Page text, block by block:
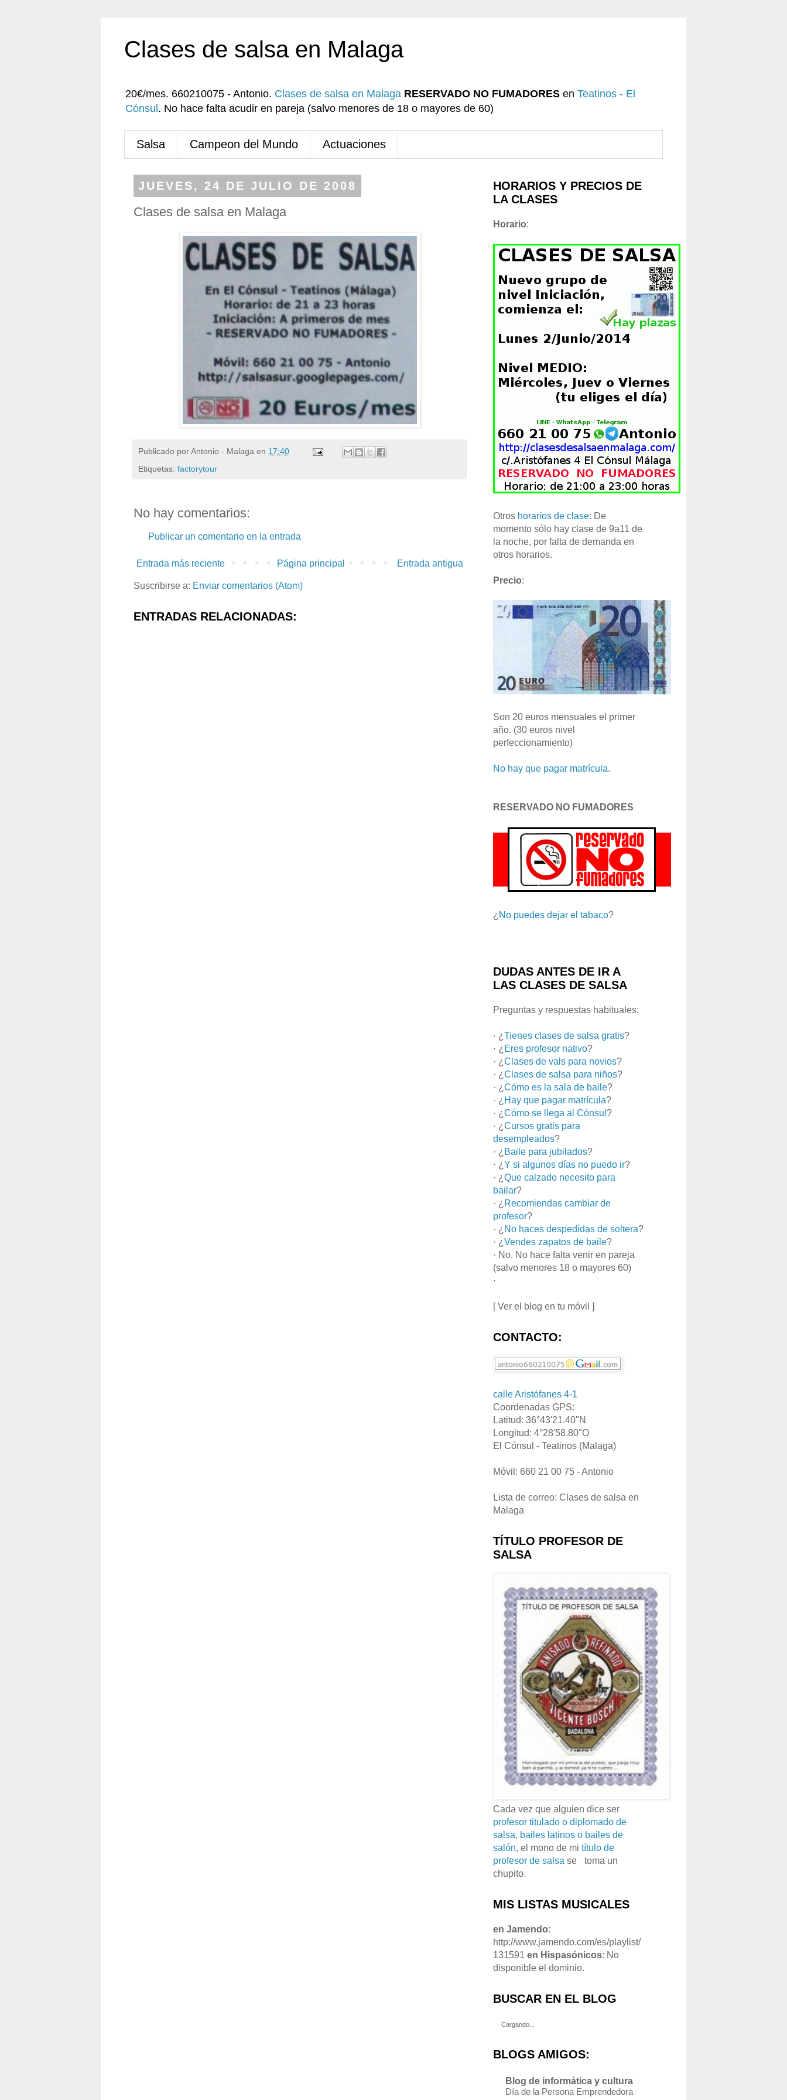
Clases de salsa en Malaga
20€/mes. 660210075 - Antonio. Clases de salsa en Malaga RESERVADO NO FUMADORES en Teatinos - El
Cónsul . No hace falta acudir en pareja (salvo menores de 18 o mayores de 60)
Salsa Campeon del Mundo Actuaciones
JUEVES, 24 DE JULIO DE 2008
Clases de salsa en Malaga
Publicado porAntonio - Malaga en 17:40
Etiquetas: factorytour
No hay comentarios:
Publicar un comentario en la entrada
Entrada más reciente Entrada antigua
Página principal
Suscribirse a: Enviar comentarios (Atom)
ENTRADAS RELACIONADAS:
HORARIOS Y PRECIOS DE
LA CLASES
Horario:
Otros horarios de clase: De
momento sólo hay clase de 9a11 de
la noche, por falta de demanda en
otros horarios.
Precio:
Son 20 euros mensuales el primer
año. (30 euros nivel
perfeccionamiento)
No hay que pagar matrícula.
RESERVADO NO FUMADORES
¿ No puedes dejar el tabaco?
DUDAS ANTES DE IR A
LAS CLASES DE SALSA
Preguntas y respuestas habituales:
· ¿ Tienes clases de salsa gratis?
· ¿ Eres profesor nativo?
· ¿ Clases de vals para novios?
· ¿ Clases de salsa para niños?
· ¿ Cómo es la sala de baile?
· ¿ Hay que pagar matrícula?
· ¿ Cómo se llega al Cónsul ?
· ¿ Cursos gratis para
desempleados?
· ¿ Baile para jubilados?
· ¿ Y si algunos días no puedo ir?
· ¿ Que calzado necesito para
bailar?
· ¿ Recomiendas cambiar de
profesor?
· ¿ No haces despedidas de soltera?
· ¿ Vendes zapatos de baile?
· No. No hace falta venir en pareja
(salvo menores 18 o mayores 60)
·
[ Ver el blog en tu móvil ]
CONTACTO:
calle Aristófanes 4-1
Coordenadas GPS:
Latitud: 36°43'21.40"N
Longitud: 4°28'58.80"O
El Cónsul - Teatinos (Malaga)
Móvil: 660 21 00 75 - Antonio
Lista de correo: Clases de salsa en
Malaga
TÍTULO PROFESOR DE
SALSA
Cada vez que alguien dice ser
profesor titulado o diplomado de
salsa, bailes latinos o bailes de
salón, el mono de mi título de
profesor de salsa se
toma un
chupito.
MIS LISTAS MUSICALES
en Jamendo:
http://www.jamendo.com/es/playlist/
131591 en Hispasónicos: No
disponible el dominio.
BUSCAR EN EL BLOG
Cargando...
BLOGS AMIGOS:
Blog de informática y cultura
Día de la Persona Emprendedora